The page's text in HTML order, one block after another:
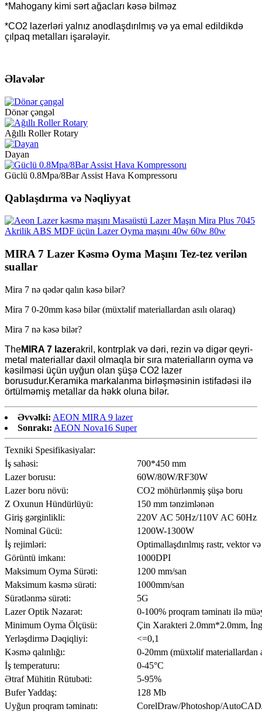
*Mahogany kimi sərt ağacları kəsə bilməz
*CO2 lazerləri yalnız anodlaşdırılmış və ya emal edildikdə
çılpaq metalları işarələyir.
Əlavələr
Dönər çəngəl
Ağıllı Roller Rotary
Dayan
Güclü 0.8Mpa/8Bar Assist Hava Kompressoru
Qablaşdırma və Nəqliyyat
MIRA 7 Lazer Kəsmə Oyma Maşını Tez-tez verilən
suallar
Mira 7 nə qədər qalın kəsə bilər?
Mira 7 0-20mm kəsə bilər (müxtəlif materiallardan asılı olaraq)
Mira 7 nə kəsə bilər?
TheMIRA 7 lazerakril, kontrplak və dəri, rezin və digər qeyri-
metal materiallar daxil olmaqla bir sıra materialların oyma və
kəsilməsi üçün uyğun olan şüşə CO2 lazer
borusudur.Keramika markalanma birləşməsinin istifadəsi ilə
örtülməmiş metallar da həkk oluna bilər.
Əvvəlki: AEON MIRA 9 lazer
Sonrakı: AEON Nova16 Super
Texniki Spesifikasiyalar:
İş sahəsi:
700*450 mm
Lazer borusu:
60W/80W/RF30W
Lazer boru növü:
CO2 möhürlənmiş şüşə boru
Z Oxunun Hündürlüyü:
150 mm tənzimlənən
Giriş gərginlikli:
220V AC 50Hz/110V AC 60Hz
Nominal Gücü:
1200W-1300W
İş rejimləri:
Optimallaşdırılmış rastr, vektor
Görüntü imkanı:
1000DPI
Maksimum Oyma Sürəti:
1200 mm/san
Maksimum kəsmə sürəti:
1000mm/san
Sürətlənmə sürəti:
5G
Lazer Optik Nəzarət:
0-100% proqram təminatı ilə
Minimum Oyma Ölçüsü:
Çin Xarakteri 2.0mm*2.0mm,
Yerləşdirmə Dəqiqliyi:
<=0,1
Kəsmə qalınlığı:
0-20mm (müxtəlif materiallardan
İş temperaturu:
0-45°C
Ətraf Mühitin Rütubəti:
5-95%
Bufer Yaddaş:
128 Mb
Uyğun proqram təminatı:
CorelDraw/Photoshop/